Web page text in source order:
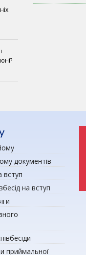
документів
вступ
на вступ
приймальної